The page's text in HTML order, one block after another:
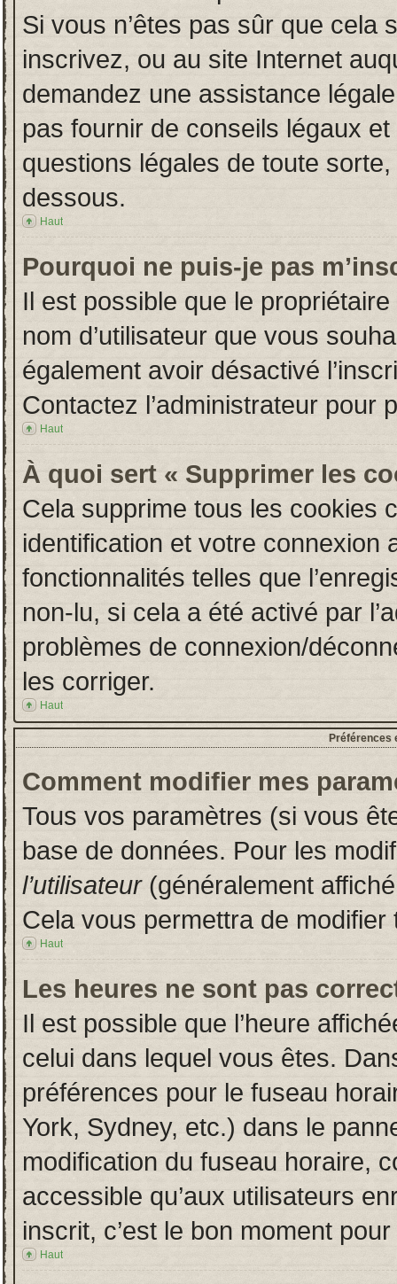
Si vous n’êtes pas sûr que cela
inscrivez, ou au site Internet
demandez une assistance
pas fournir de conseils légaux
questions légales de toute
dessous.
Haut
Pourquoi ne puis-je pas
Il est possible que le
nom d’utilisateur que vous
également avoir désactivé
Contactez l’administrateur pour
Haut
À quoi sert « Supprimer les
Cela supprime tous les cookies
identification et votre connexion
fonctionnalités telles que
non-lu, si cela a été activé par
problèmes de connexion/
les corriger.
Haut
Préférences
Comment modifier mes
Tous vos paramètres (si vous
base de données. Pour les
l’utilisateur(généralement
Cela vous permettra de
Haut
Les heures ne sont pas
Il est possible que l’heure
celui dans lequel vous êtes.
préférences pour le fuseau
York, Sydney, etc.) dans le
modification du fuseau horaire,
accessible qu’aux utilisateurs
inscrit, c’est le bon moment
Haut